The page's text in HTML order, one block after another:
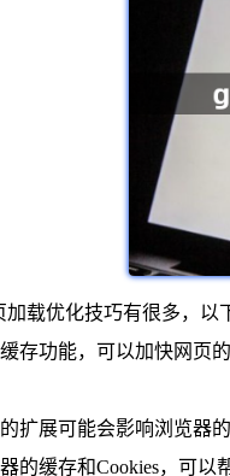
加载优化技巧有很多，以
存功能，可以加快网页
扩展可能会影响浏览器
的缓存和Cookies，可以